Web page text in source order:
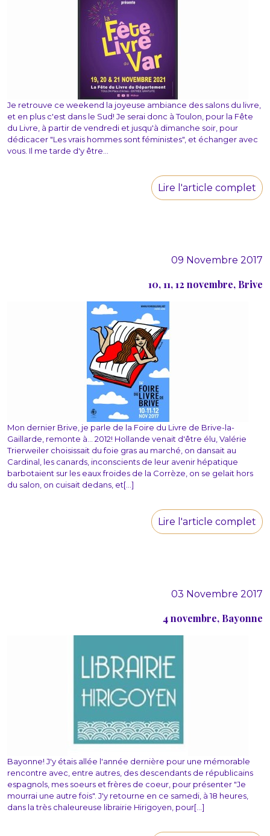
Je retrouve ce weekend la joyeuse ambiance des salons du livre,
et en plus c'est dans le Sud! Je serai donc à Toulon, pour la Fête
du Livre, à partir de vendredi et jusqu'à dimanche soir, pour
dédicacer "Les vrais hommes sont féministes", et échanger avec
vous. Il me tarde d'y être...
Lire l'article complet
09 Novembre 2017
10, 11, 12 novembre, Brive
Mon dernier Brive, je parle de la Foire du Livre de Brive-la-
Gaillarde, remonte à... 2012! Hollande venait d'être élu, Valérie
Trierweiler choisissait du foie gras au marché, on dansait au
Cardinal, les canards, inconscients de leur avenir hépatique
barbotaient sur les eaux froides de la Corrèze, on se gelait hors
du salon, on cuisait dedans, et[...]
Lire l'article complet
03 Novembre 2017
4 novembre, Bayonne
Bayonne! J'y étais allée l'année dernière pour une mémorable
rencontre avec, entre autres, des descendants de républicains
espagnols, mes soeurs et frères de coeur, pour présenter "Je
mourrai une autre fois". J'y retourne en ce samedi, à 18 heures,
dans la très chaleureuse librairie Hirigoyen, pour[...]